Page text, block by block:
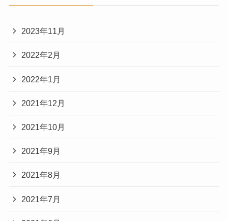
2023年11月
2022年2月
2022年1月
2021年12月
2021年10月
2021年9月
2021年8月
2021年7月